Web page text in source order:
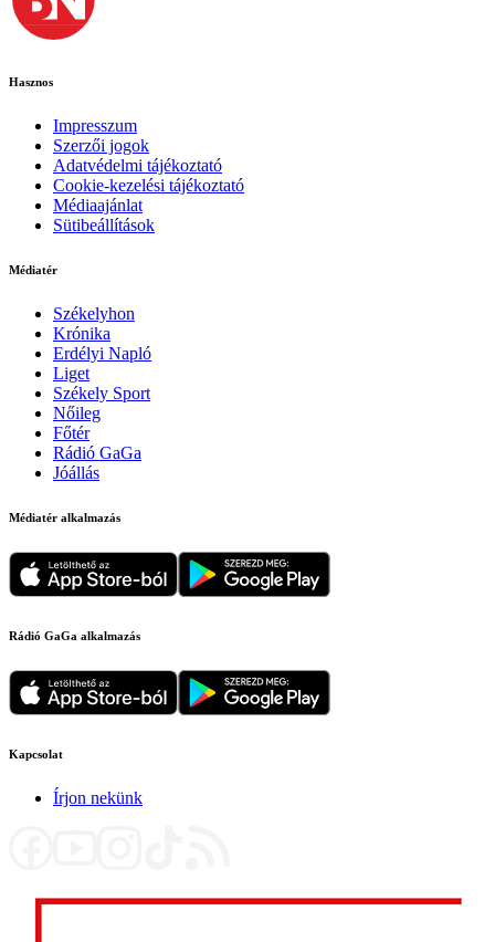
Hasznos
Impresszum
Szerzői jogok
Adatvédelmi tájékoztató
Cookie-kezelési tájékoztató
Médiaajánlat
Sütibeállítások
Médiatér
Székelyhon
Krónika
Erdélyi Napló
Liget
Székely Sport
Nőileg
Főtér
Rádió GaGa
Jóállás
Médiatér alkalmazás
Rádió GaGa alkalmazás
Kapcsolat
Írjon nekünk